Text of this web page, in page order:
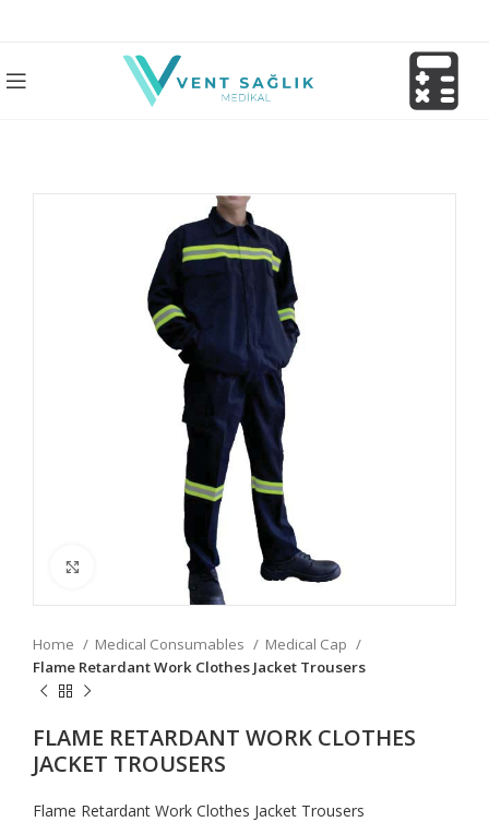
Click to enlarge
Home Medical Consumables
Medical Cap
Flame Retardant Work Clothes Jacket Trousers
FLAME RETARDANT WORK CLOTHES
JACKET TROUSERS
Flame Retardant Work Clothes Jacket Trousers